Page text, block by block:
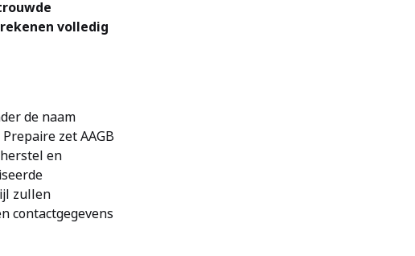
volledig
de naam
zet AAGB
en
zullen
contactgegevens